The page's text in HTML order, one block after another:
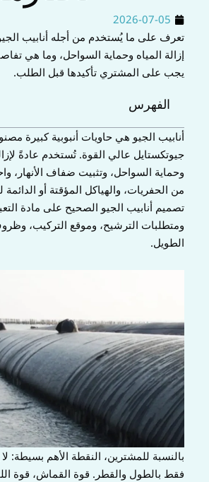
2026-07-05
تعرف على ما يُستخدم من أجله أنابيب
إزالة المياه وحماية السواحل، وما هي
يجب على المشتري تأكيدها قبل الطلب.
الفهرس
أنابيب الجيو هي حاويات أنبوبية كبيرة
جيوتكستايل عالي القوة. تُستخدم عادةً
وحماية السواحل، وتثبيت ضفاف الأنهار،
من الحفريات، والهياكل المؤقتة أو الدائمة
تصميم أنابيب الجيو الصحيح على مادة
ومتطلبات الترشيح، وموقع التركيب،
الطويل.
بالنسبة للمشترين، النقطة الأهم بسيطة: لا
فقط بالطول والقطر. قوة القماش، قوة